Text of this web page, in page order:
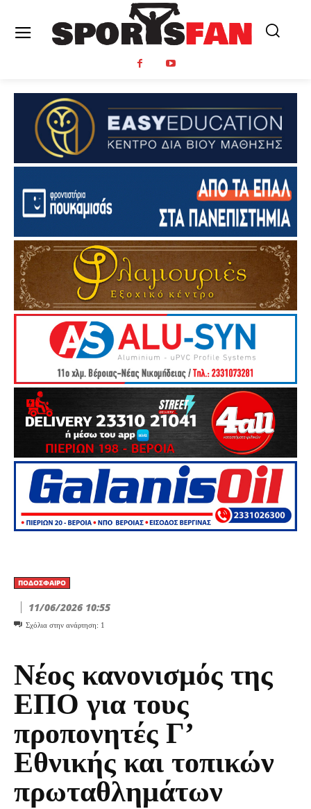
ΠΟΔΌΣΦΑΙΡΟ
11/06/2026 10:55
Σχόλια στην ανάρτηση: 1
Νέος κανονισμός της
ΕΠΟ για τους
προπονητές Γ’
Εθνικής και τοπικών
πρωταθλημάτων